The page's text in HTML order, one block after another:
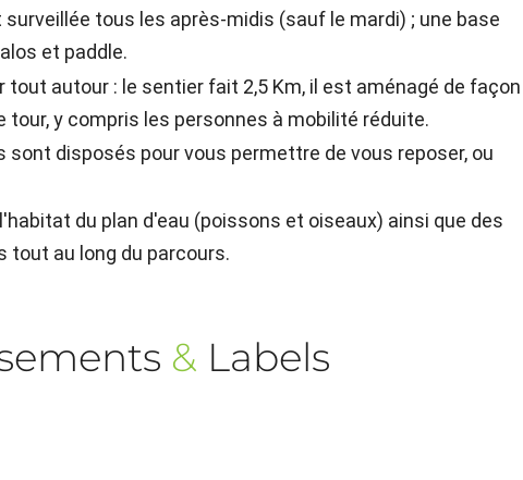
surveillée tous les après-midis (sauf le mardi) ; une base
et paddle.
tout autour : le sentier fait 2,5 Km, il est aménagé de façon
y compris les personnes à mobilité réduite.
sont disposés pour vous permettre de vous reposer, ou
du plan d'eau (poissons et oiseaux) ainsi que des
tout au long du parcours.
& Labels